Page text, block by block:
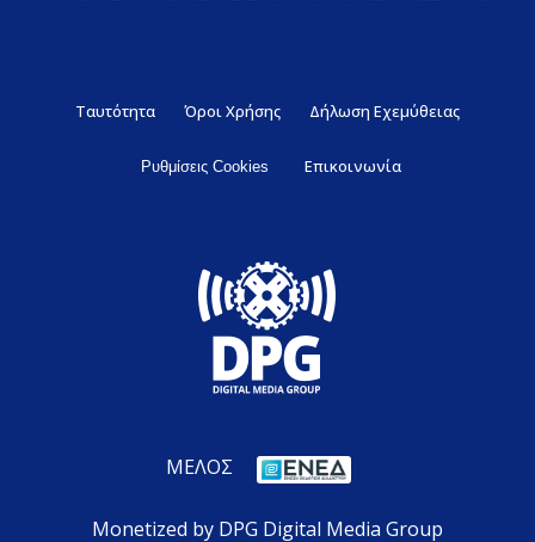
Ταυτότητα Όροι Χρήσης Δήλωση Εχεμύθειας
Ρυθμίσεις Cookies Επικοινωνία
ΜΕΛΟΣ
Monetized by DPG Digital Media Group